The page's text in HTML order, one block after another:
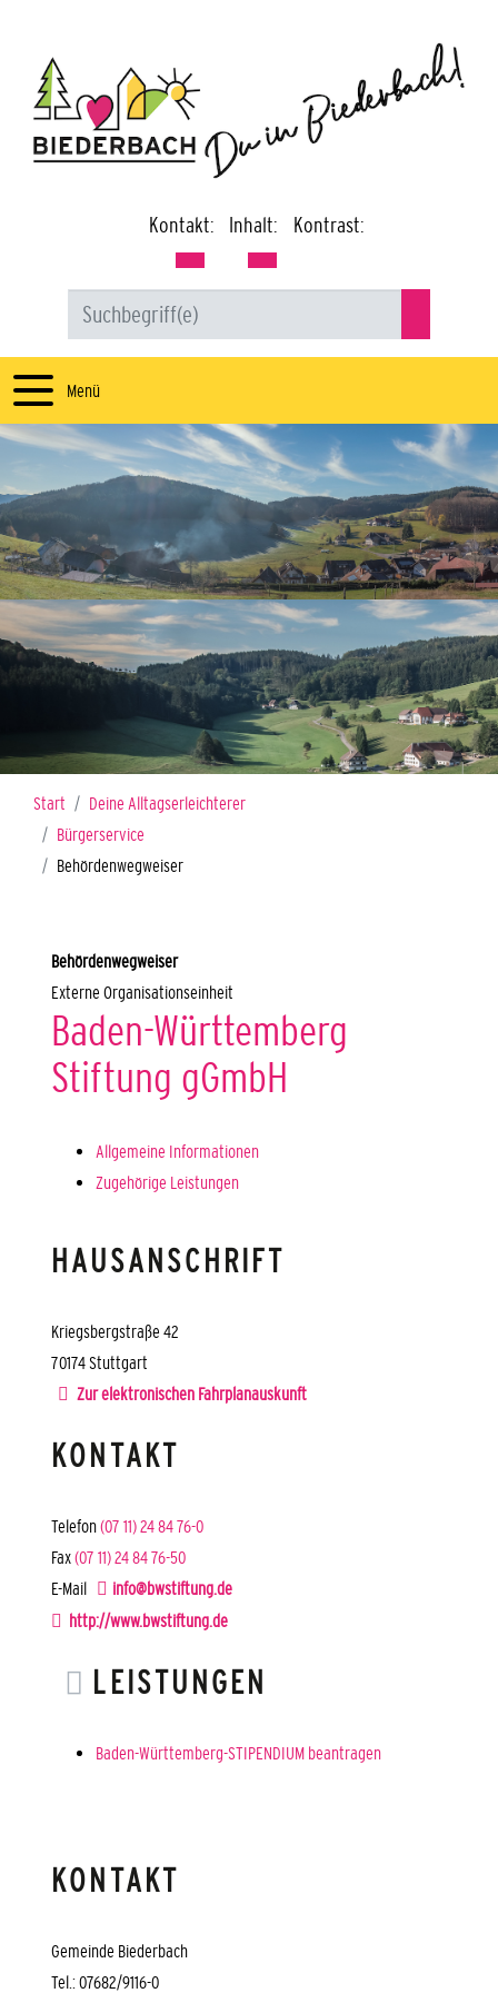
Kontakt: Inhalt: Kontrast:
Menü
Start
Deine Alltagserleichterer
Bürgerservice
Behördenwegweiser
Behördenwegweiser
Externe Organisationseinheit
Baden-Württemberg
Stiftung gGmbH
Allgemeine Informationen
Zugehörige Leistungen
HAUSANSCHRIFT
Kriegsbergstraße 42
70174 Stuttgart
Zur elektronischen Fahrplanauskunft
KONTAKT
Telefon(07 11) 248476-0
Fax(07 11) 248476-50
E-Mail
info@bwstiftung.de
http://www.bwstiftung.de
LEISTUNGEN
Baden-Württemberg-STIPENDIUM beantragen
KONTAKT
Gemeinde Biederbach
Tel.: 07682/9116-0